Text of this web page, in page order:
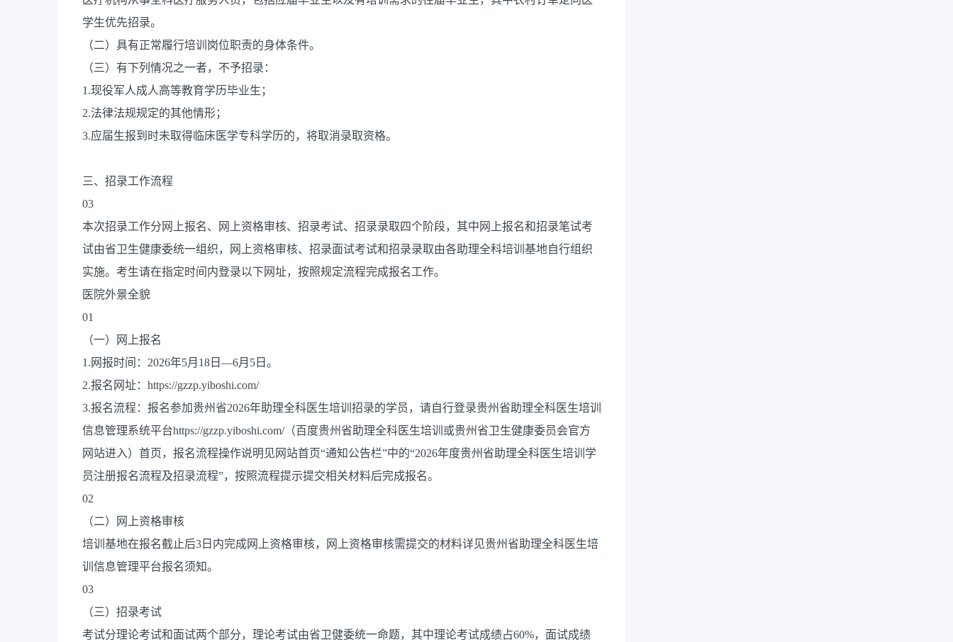
学生优先招录。
（二）具有正常履行培训岗位职责的身体条件。
（三）有下列情况之一者，不予招录：
1.现役军人成人高等教育学历毕业生；
2.法律法规规定的其他情形；
3.应届生报到时未取得临床医学专科学历的，将取消录取资格。
三、招录工作流程
03
本次招录工作分网上报名、网上资格审核、招录考试、招录录取四个阶段，其中网上报名和招录笔试考
试由省卫生健康委统一组织，网上资格审核、招录面试考试和招录录取由各助理全科培训基地自行组织
实施。考生请在指定时间内登录以下网址，按照规定流程完成报名工作。
医院外景全貌
01
（一）网上报名
1.网报时间：2026年5月18日—6月5日。
2.报名网址：https://gzzp.yiboshi.com/
3.报名流程：报名参加贵州省2026年助理全科医生培训招录的学员，请自行登录贵州省助理全科医生培训
信息管理系统平台https://gzzp.yiboshi.com/（百度贵州省助理全科医生培训或贵州省卫生健康委员会官方
网站进入）首页，报名流程操作说明见网站首页“通知公告栏”中的“2026年度贵州省助理全科医生培训学
员注册报名流程及招录流程”，按照流程提示提交相关材料后完成报名。
02
（二）网上资格审核
培训基地在报名截止后3日内完成网上资格审核，网上资格审核需提交的材料详见贵州省助理全科医生培
训信息管理平台报名须知。
03
（三）招录考试
考试分理论考试和面试两个部分，理论考试由省卫健委统一命题，其中理论考试成绩占60%，面试成绩